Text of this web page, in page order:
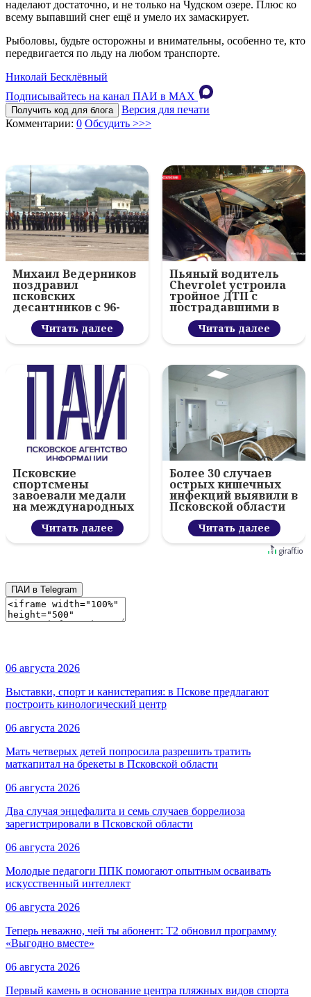
наделают достаточно, и не только на Чудском озере. Плюс ко
всему выпавший снег ещё и умело их замаскирует.
Рыболовы, будьте осторожны и внимательны, особенно те, кто
передвигается по льду на любом транспорте.
Николай Бесклёвный
Подписывайтесь на канал ПАИ в MAХ
Получить код для блога
Версия для печати
Комментарии: 0 Обсудить >>>
Михаил Ведерников
поздравил
псковских
десантников с 96-
летием ВДВ и
вручил награды
Читать далее
Пьяный водитель
Chevrolet устроила
тройное ДТП с
пострадавшими в
Пскове
Читать далее
Псковские
спортсмены
завоевали медали
на международных
соревнованиях в
Абу‑Даби
Читать далее
Более 30 случаев
острых кишечных
инфекций выявили в
Псковской области
за неделю
Читать далее
ПАИ в Telegram
06 августа 2026
Выставки, спорт и канистерапия: в Пскове предлагают
построить кинологический центр
06 августа 2026
Мать четверых детей попросила разрешить тратить
маткапитал на брекеты в Псковской области
06 августа 2026
Два случая энцефалита и семь случаев боррелиоза
зарегистрировали в Псковской области
06 августа 2026
Молодые педагоги ППК помогают опытным осваивать
искусственный интеллект
06 августа 2026
Теперь неважно, чей ты абонент: T2 обновил программу
«Выгодно вместе»
06 августа 2026
Первый камень в основание центра пляжных видов спорта